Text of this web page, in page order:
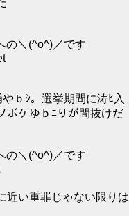
の＼(^o^)／です
ｂｼ。選挙期間に涛ﾋ入
ボケゆｂﾆりが間抜けだ
の＼(^o^)／です
近い重罪じゃない限りは